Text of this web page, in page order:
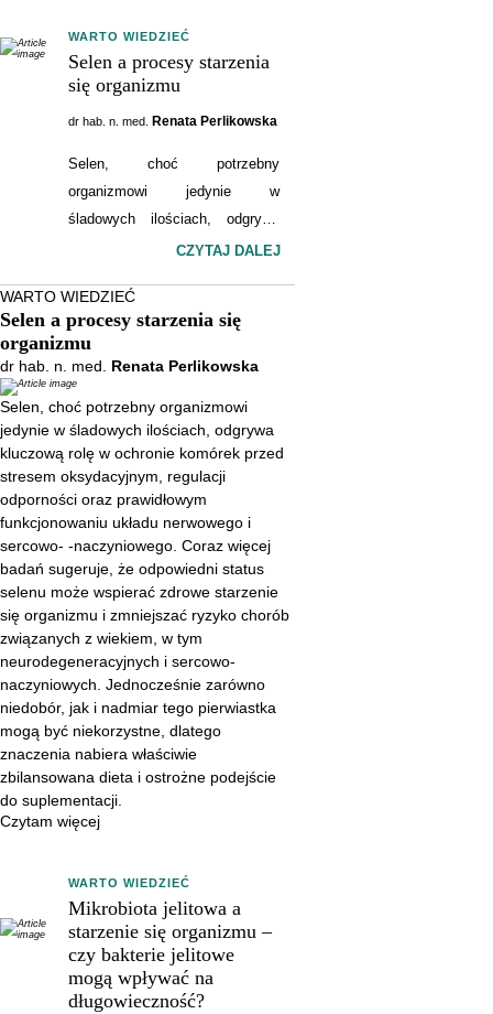
WARTO WIEDZIEĆ
Selen a procesy starzenia
się organizmu
dr hab. n. med. Renata Perlikowska
Selen, choć potrzebny
organizmowi jedynie w
śladowych ilościach, odgrywa
kluczową rolę w ochronie
oksydacyjnym, regulacji
odporności oraz prawidłowym
funkcjonowaniu układu
nerwowego i sercowo- -
naczyniowego. Coraz więcej
badań sugeruje, że odpowiedni
status selenu może wspierać
zdrowe starzenie się organizmu i
zmniejszać ryzyko chorób
związanych z wiekiem, w tym
neurodegeneracyjnych i
sercowo-naczyniowych.
Jednocześnie zarówno niedobór,
jak i nadmiar tego pierwiastka
mogą być niekorzystne, dlatego
znaczenia nabiera właściwie
zbilansowana dieta i ostrożne
podejście do suplementacji.
CZYTAJ DALEJ
WARTO WIEDZIEĆ
Selen a procesy starzenia się
organizmu
dr hab. n. med. Renata Perlikowska
Selen, choć potrzebny organizmowi
jedynie w śladowych ilościach, odgrywa
kluczową rolę w ochronie komórek przed
stresem oksydacyjnym, regulacji
odporności oraz prawidłowym
funkcjonowaniu układu nerwowego i
sercowo- -naczyniowego. Coraz więcej
badań sugeruje, że odpowiedni status
selenu może wspierać zdrowe starzenie
się organizmu i zmniejszać ryzyko chorób
związanych z wiekiem, w tym
neurodegeneracyjnych i sercowo-
naczyniowych. Jednocześnie zarówno
niedobór, jak i nadmiar tego pierwiastka
mogą być niekorzystne, dlatego
znaczenia nabiera właściwie
zbilansowana dieta i ostrożne podejście
do suplementacji.
Czytam więcej
WARTO WIEDZIEĆ
Mikrobiota jelitowa a
starzenie się organizmu –
czy bakterie jelitowe
mogą wpływać na
długowieczność?